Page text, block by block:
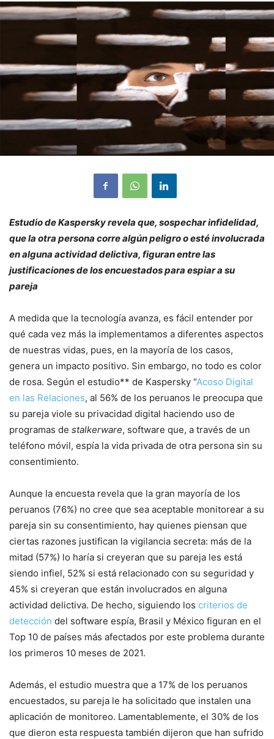
Estudio de Kaspersky revela que, sospechar infidelidad,
que la otra persona corre algún peligro o esté involucrada
en alguna actividad delictiva, figuran entre las
justificaciones de los encuestados para espiar a su
pareja
A medida que la tecnología avanza, es fácil entender por
qué cada vez más la implementamos a diferentes aspectos
de nuestras vidas, pues, en la mayoría de los casos,
genera un impacto positivo. Sin embargo, no todo es color
de rosa. Según el estudio** de Kaspersky “Acoso Digital
en las Relaciones, al 56% de los peruanos le preocupa que
su pareja viole su privacidad digital haciendo uso de
programas de stalkerware, software que, a través de un
teléfono móvil, espía la vida privada de otra persona sin su
consentimiento.
Aunque la encuesta revela que la gran mayoría de los
peruanos (76%) no cree que sea aceptable monitorear a su
pareja sin su consentimiento, hay quienes piensan que
ciertas razones justifican la vigilancia secreta: más de la
mitad (57%) lo haría si creyeran que su pareja les está
siendo infiel, 52% si está relacionado con su seguridad y
45% si creyeran que están involucrados en alguna
actividad delictiva. De hecho, siguiendo los criterios de
detección del software espía, Brasil y México figuran en el
Top 10 de países más afectados por este problema durante
los primeros 10 meses de 2021.
Además, el estudio muestra que a 17% de los peruanos
encuestados, su pareja le ha solicitado que instalen una
aplicación de monitoreo. Lamentablemente, el 30% de los
que dieron esta respuesta también dijeron que han sufrido